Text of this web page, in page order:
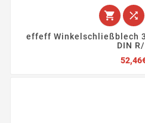
 
effeff Winkelschließblech
DIN